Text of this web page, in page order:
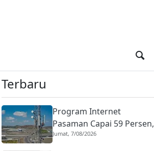
Terbaru
Program Internet
Pasaman Capai 59 Persen,
Kominfo Targetkan
Jumat, 7/08/2026